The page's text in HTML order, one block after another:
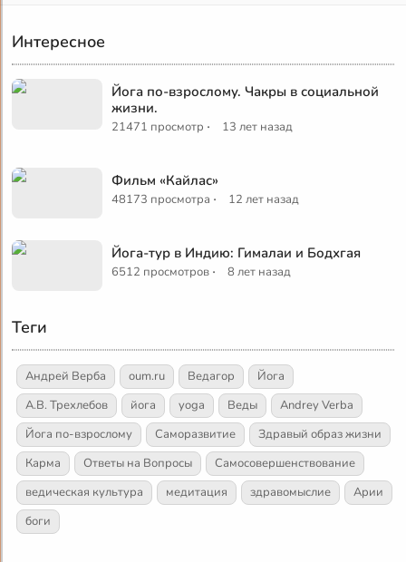
Интересное
Йога по-взрослому. Чакры в социальной
жизни.
21471 просмотр · 13 лет назад
Фильм «Кайлас»
48173 просмотра · 12 лет назад
Йога-тур в Индию: Гималаи и Бодхгая
6512 просмотров · 8 лет назад
Теги
Андрей Верба oum.ru Ведагор
Йога
А.В. Трехлебов
йога yoga Веды
Andrey Verba
Йога по-взрослому
Саморазвитие
Здравый образ жизни
Карма
Ответы на Вопросы
Самосовершенствование
ведическая культура
медитация здравомыслие
Арии
боги